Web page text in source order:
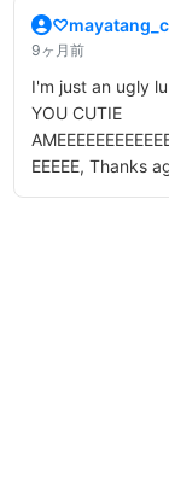
9ヶ月前
I'm just an ugly
YOU CUTIE
EEEEE, Thanks